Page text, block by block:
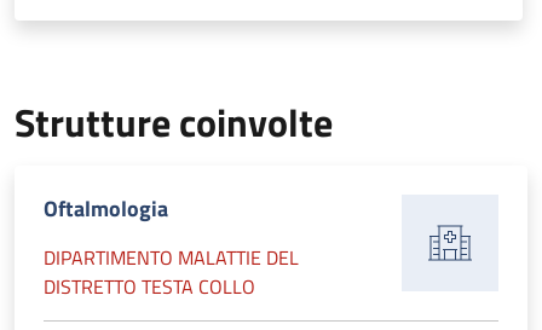
Strutture coinvolte
Oftalmologia
DIPARTIMENTO MALATTIE DEL
DISTRETTO TESTA COLLO